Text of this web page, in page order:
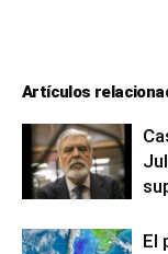
Artículos
El